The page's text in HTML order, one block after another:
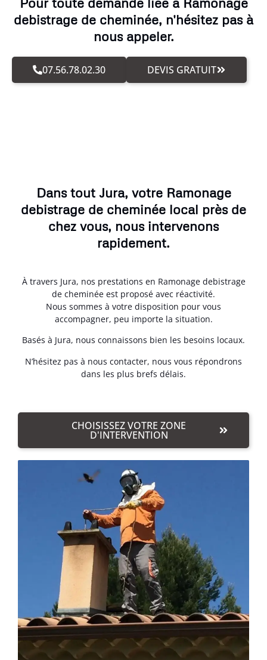
debistrage de cheminée, n'hésitez pas à
nous appeler.
07.56.78.02.30 DEVIS GRATUIT
Dans tout Jura, votre Ramonage
debistrage de cheminée local près de
chez vous, nous intervenons
rapidement.
À travers Jura, nos prestations en Ramonage debistrage
de cheminée est proposé avec réactivité.
Nous sommes à votre disposition pour vous
accompagner, peu importe la situation.
Basés à Jura, nous connaissons bien les besoins locaux.
N’hésitez pas à nous contacter, nous vous répondrons
dans les plus brefs délais.
CHOISISSEZ VOTRE ZONE
D'INTERVENTION